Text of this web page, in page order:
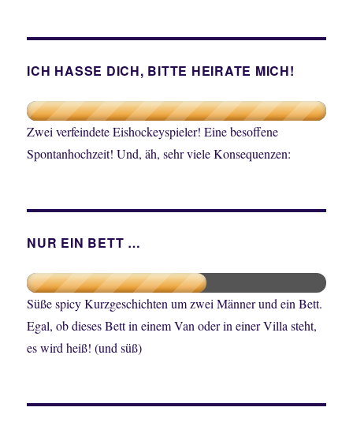
ICH HASSE DICH, BITTE HEIRATE MICH!
Zwei verfeindete Eishockeyspieler! Eine besoffene
Spontanhochzeit! Und, äh, sehr viele Konsequenzen:
NUR EIN BETT …
Süße spicy Kurzgeschichten um zwei Männer und ein Bett.
Egal, ob dieses Bett in einem Van oder in einer Villa steht,
es wird heiß! (und süß)